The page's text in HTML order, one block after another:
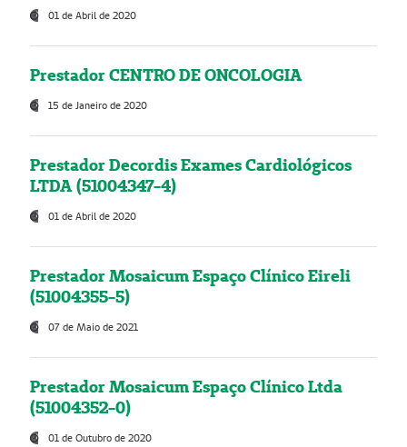
01 de Abril de 2020
Prestador CENTRO DE ONCOLOGIA
15 de Janeiro de 2020
Prestador Decordis Exames Cardiológicos
LTDA (51004347-4)
01 de Abril de 2020
Prestador Mosaicum Espaço Clínico Eireli
(51004355-5)
07 de Maio de 2021
Prestador Mosaicum Espaço Clínico Ltda
(51004352-0)
01 de Outubro de 2020